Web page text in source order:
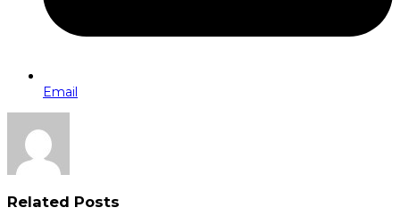
Email
Related Posts